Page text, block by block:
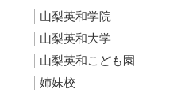
山梨英和学院
山梨英和大学
山梨英和こども園
姉妹校